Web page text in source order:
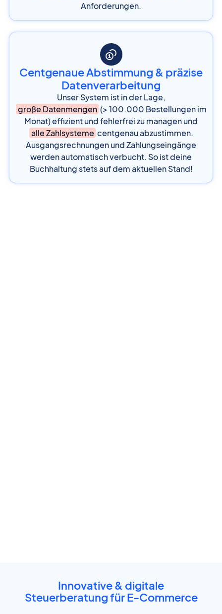
Anforderungen.
Centgenaue Abstimmung & präzise
Datenverarbeitung
Unser System ist in der Lage,
große Datenmengen (> 100.000 Bestellungen im
Monat) effizient und fehlerfrei zu managen und
alle Zahlsysteme centgenau abzustimmen.
Ausgangsrechnungen und Zahlungseingänge
werden automatisch verbucht. So ist deine
Buchhaltung stets auf dem aktuellen Stand!
Innovative & digitale
Steuerberatung fürE-Commerce